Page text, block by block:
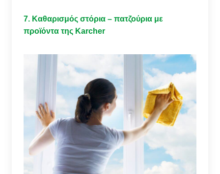
7. Καθαρισμός στόρια – πατζούρια με
προϊόντα της Karcher